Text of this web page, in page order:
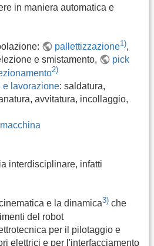
in maniera automatica e
pallettizzazione1),
e smistamento,
pick
2)
e lavorazione: saldatura,
avvitatura, incollaggio,
interdisciplinare, infatti
e la dinamica3) che
del robot
per il pilotaggio e
elettrici e per l'interfacciamento